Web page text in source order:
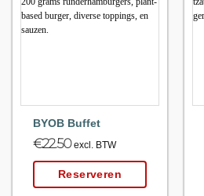
Maak
BYOB Buffet
€22.50excl. BTW
Reserveren